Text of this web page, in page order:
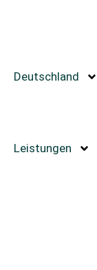
Deutschland
Leistungen